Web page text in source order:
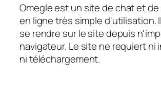
Omegle est un site de chat et
en ligne très simple d'utilisation.
se rendre sur le site depuis
navigateur. Le site ne requiert ni
ni téléchargement.